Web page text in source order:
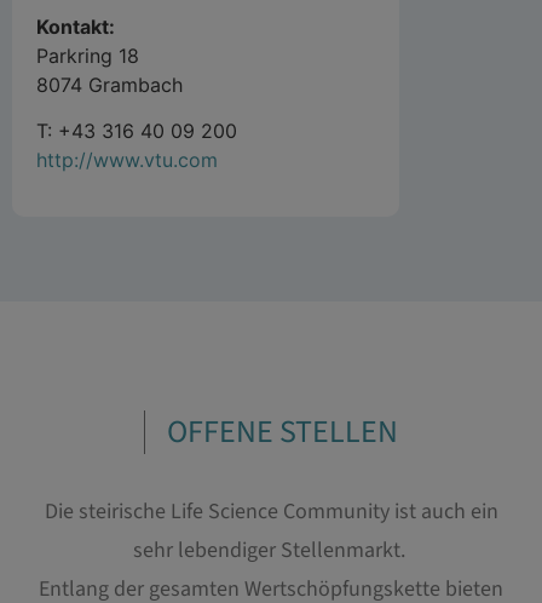
Kontakt:
Parkring 18
8074 Grambach
T: +43 316 40 09 200
http://www.vtu.com
OFFENE STELLEN
Die steirische Life Science Community ist auch ein
sehr lebendiger Stellenmarkt.
Entlang der gesamten Wertschöpfungskette bieten